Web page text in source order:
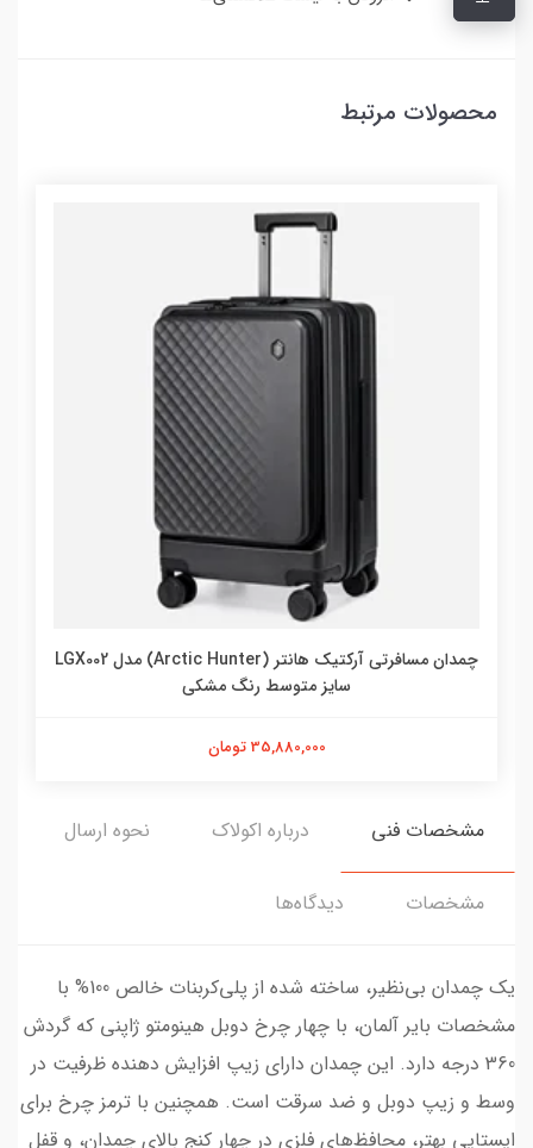
محصولات مرتبط
چمدان مسافرتی آرکتیک هانتر (Arctic Hunter) مدل LGX002
سایز متوسط رنگ مشکی
35,880,000 تومان
مشخصات فنی درباره اکولاک نحوه ارسال
مشخصات دیدگاه‌ها
یک چمدان بی‌نظیر، ساخته شده از پلی‌کربنات خالص 100% با
مشخصات بایر آلمان، با چهار چرخ دوبل هینومتو ژاپنی که گردش
360 درجه دارد. این چمدان دارای زیپ افزایش دهنده ظرفیت در
وسط و زیپ دوبل و ضد سرقت است. همچنین با ترمز چرخ برای
ایستایی بهتر، محافظ‌های فلزی در چهار کنج بالای چمدان، و قفل